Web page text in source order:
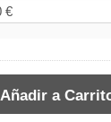
Añadir a